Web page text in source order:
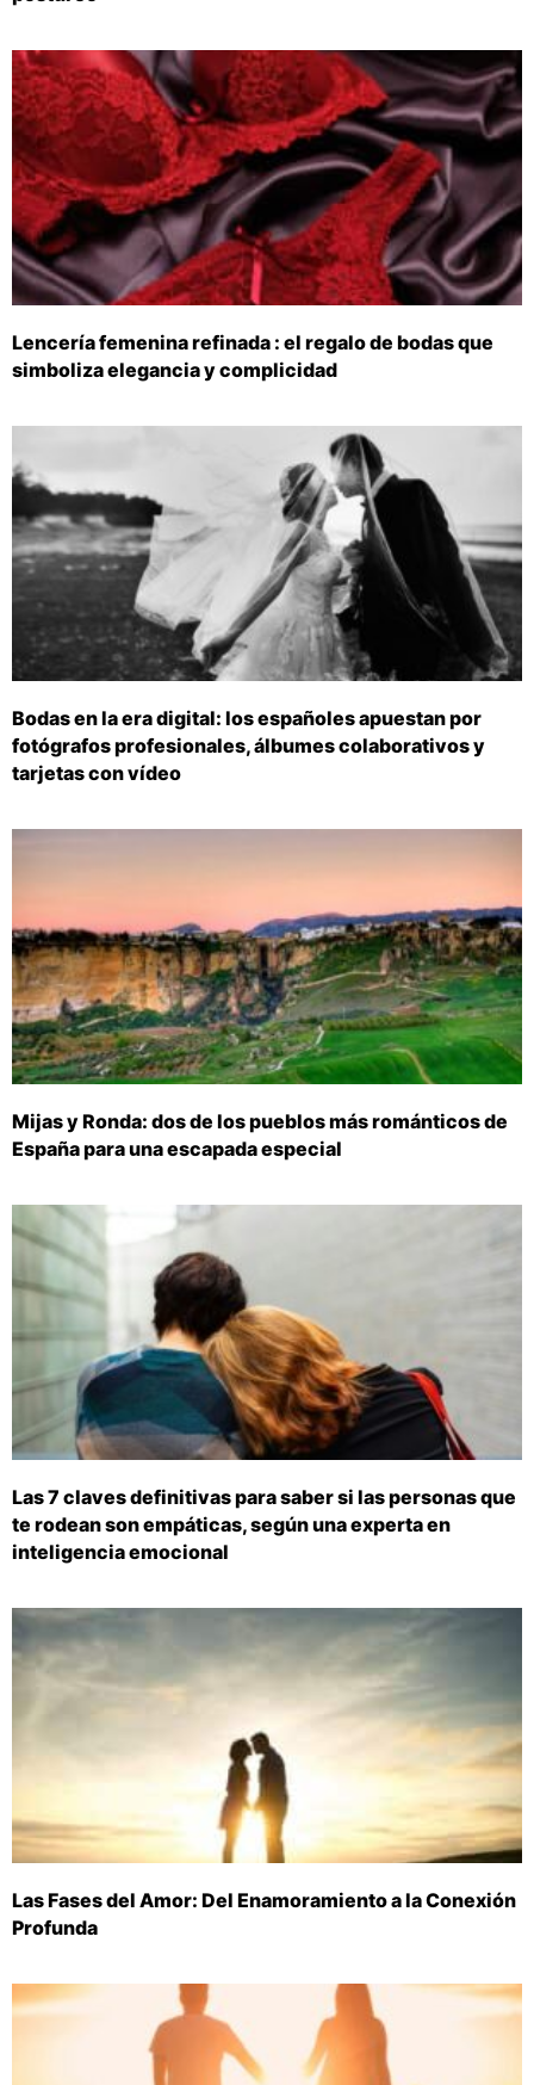
Lencería femenina refinada : el regalo de bodas que
simboliza elegancia y complicidad
Bodas en la era digital: los españoles apuestan por
fotógrafos profesionales, álbumes colaborativos y
tarjetas con vídeo
Mijas y Ronda: dos de los pueblos más románticos de
España para una escapada especial
Las 7 claves definitivas para saber si las personas que
te rodean son empáticas, según una experta en
inteligencia emocional
Las Fases del Amor: Del Enamoramiento a la Conexión
Profunda